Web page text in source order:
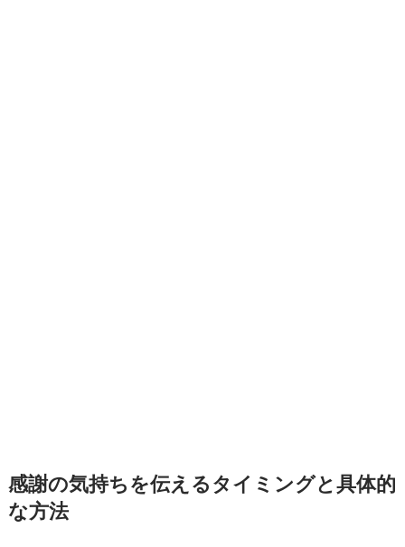
感謝の気持ちを伝えるタイミングと具体的
な方法